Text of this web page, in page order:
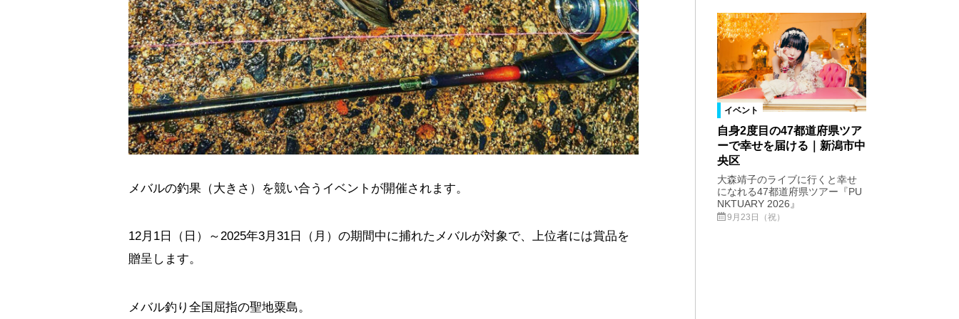
メバルの釣果（大きさ）を競い合うイベントが開催されます。
12月1日（日）～2025年3月31日（月）の期間中に捕れたメバルが対象で、上位者には賞品を
贈呈します。
メバル釣り全国屈指の聖地粟島。
イベント
自身2度目の47都道府県ツア
ーで幸せを届ける｜新潟市中
央区
大森靖子のライブに行くと幸せ
になれる47都道府県ツアー『PU
NKTUARY 2026』
9月23日（祝）